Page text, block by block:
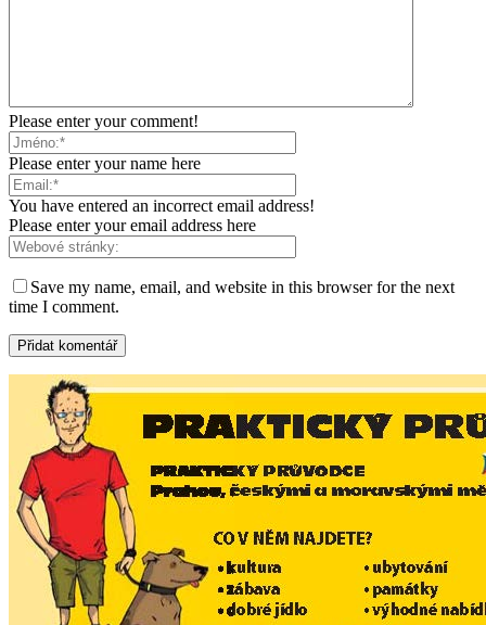
Please enter your comment!
Please enter your name here
You have entered an incorrect email address!
Please enter your email address here
Save my name, email, and website in this browser for the next
time I comment.